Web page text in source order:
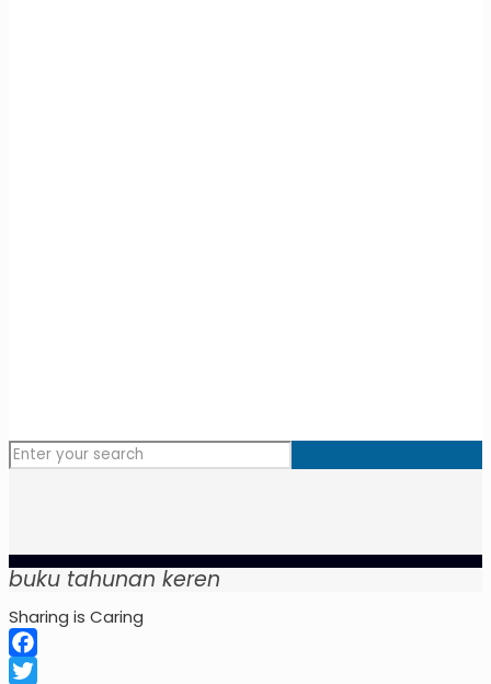
buku tahunan keren
Sharing is Caring
Facebook